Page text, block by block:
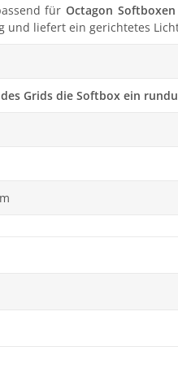
fürOctagon
und liefert ein gerichtetes
Grids die Softbox ein